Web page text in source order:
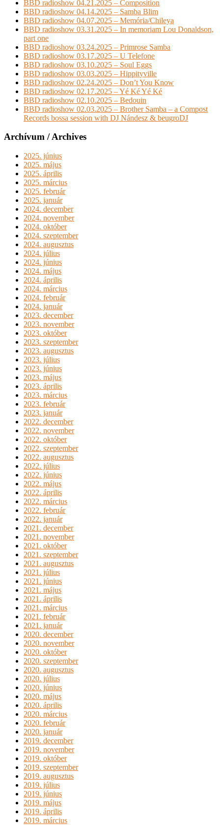
BBD radioshow 04.21.2025 – Composition
BBD radioshow 04.14.2025 – Samba Blim
BBD radioshow 04.07.2025 – Memória/Chileya
BBD radioshow 03.31.2025 – In memoriam Lou Donaldson,
part one
BBD radioshow 03.24.2025 – Primrose Samba
BBD radioshow 03.17.2025 – U Telefone
BBD radioshow 03.10.2025 – Soul Eggs
BBD radioshow 03.03.2025 – Hippityville
BBD radioshow 02.24.2025 – Don’t You Know
BBD radioshow 02.17.2025 – Yé Ké Yé Ké
BBD radioshow 02.10.2025 – Bedouin
BBD radioshow 02.03.2025 – Brother Samba – a Compost
Records bossa session with DJ Nándesz & beugroDJ
Archívum / Archives
2025. június
2025. május
2025. április
2025. március
2025. február
2025. január
2024. december
2024. november
2024. október
2024. szeptember
2024. augusztus
2024. július
2024. június
2024. május
2024. április
2024. március
2024. február
2024. január
2023. december
2023. november
2023. október
2023. szeptember
2023. augusztus
2023. július
2023. június
2023. május
2023. április
2023. március
2023. február
2023. január
2022. december
2022. november
2022. október
2022. szeptember
2022. augusztus
2022. július
2022. június
2022. május
2022. április
2022. március
2022. február
2022. január
2021. december
2021. november
2021. október
2021. szeptember
2021. augusztus
2021. július
2021. június
2021. május
2021. április
2021. március
2021. február
2021. január
2020. december
2020. november
2020. október
2020. szeptember
2020. augusztus
2020. július
2020. június
2020. május
2020. április
2020. március
2020. február
2020. január
2019. december
2019. november
2019. október
2019. szeptember
2019. augusztus
2019. július
2019. június
2019. május
2019. április
2019. március